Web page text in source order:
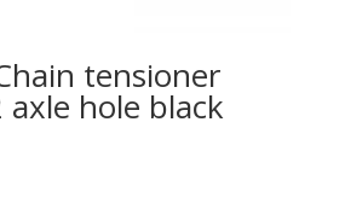
tensioner
hole black